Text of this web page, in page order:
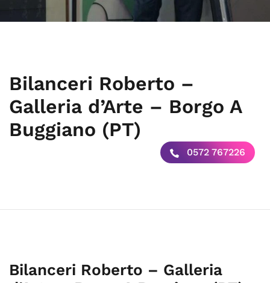
Bilanceri Roberto –
Galleria d’Arte – Borgo A
Buggiano (PT)
0572 767226
Bilanceri Roberto – Galleria